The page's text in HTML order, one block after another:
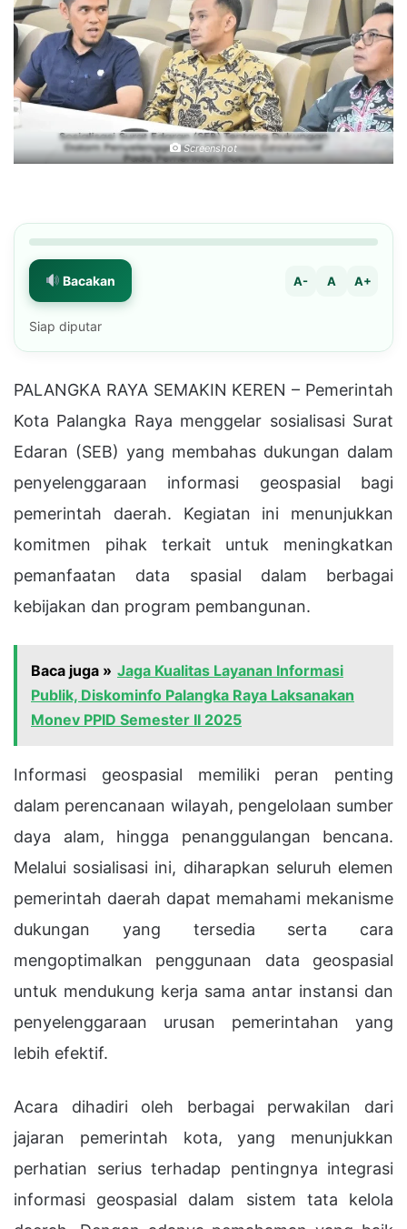
Screenshot
Bacakan A- A A+
Siap diputar
PALANGKA RAYA SEMAKIN KEREN – Pemerintah
Kota Palangka Raya menggelar sosialisasi Surat
Edaran (SEB) yang membahas dukungan dalam
penyelenggaraan informasi geospasial bagi
pemerintah daerah. Kegiatan ini menunjukkan
komitmen pihak terkait untuk meningkatkan
pemanfaatan data spasial dalam berbagai
kebijakan dan program pembangunan.
Baca juga » Jaga Kualitas Layanan Informasi
Publik, Diskominfo Palangka Raya Laksanakan
Monev PPID Semester II 2025
Informasi geospasial memiliki peran penting
dalam perencanaan wilayah, pengelolaan sumber
daya alam, hingga penanggulangan bencana.
Melalui sosialisasi ini, diharapkan seluruh elemen
pemerintah daerah dapat memahami mekanisme
dukungan yang tersedia serta cara
mengoptimalkan penggunaan data geospasial
untuk mendukung kerja sama antar instansi dan
penyelenggaraan urusan pemerintahan yang
lebih efektif.
Acara dihadiri oleh berbagai perwakilan dari
jajaran pemerintah kota, yang menunjukkan
perhatian serius terhadap pentingnya integrasi
informasi geospasial dalam sistem tata kelola